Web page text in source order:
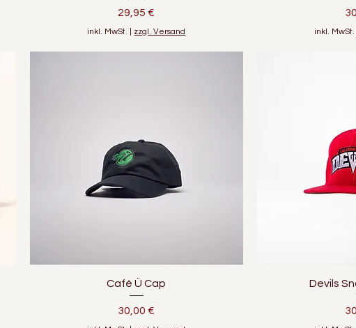
Preis
29,95 €
inkl. MwSt. zzgl. Versand inkl. MwSt.
Schnellansicht
Café Ü Cap
Preis
30,00 €
Devils